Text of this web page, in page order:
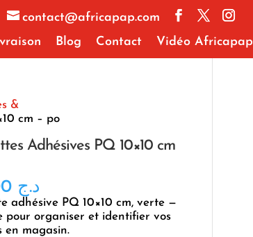
contact@africapap.com
Blog Contact Vidéo Africapap
&
cm – po
Adhésives PQ 10×10 cm
د.ج 130,00
adhésive PQ 10×10 cm, verte —
pour organiser et identifier vos
en magasin.